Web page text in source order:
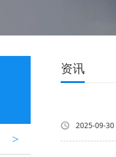
>
资讯
2025-09-30